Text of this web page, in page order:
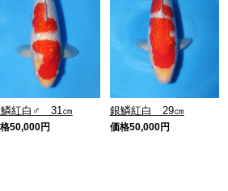
鱗紅白♂ 31㎝
50,000円
銀鱗紅白 29㎝
価格50,000円